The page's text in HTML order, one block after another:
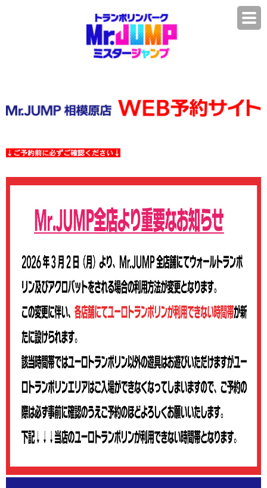
↓ご予約前に必ずご確認ください↓